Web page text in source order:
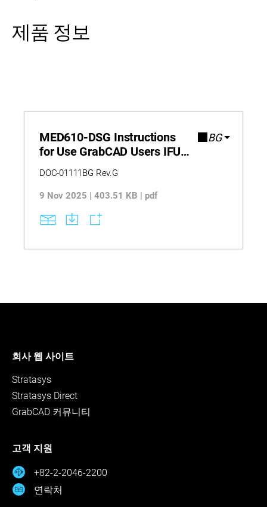
제품 정보
MED610-DSG Instructions
for Use GrabCAD Users IFU
DOC-01110 Rev G
BG
DOC-01111BG Rev.G
9 Nov 2025 | 403.51 KB | pdf
회사 웹 사이트
Stratasys
Stratasys Direct
GrabCAD 커뮤니티
고객 지원
+82-2-2046-2200
연락처